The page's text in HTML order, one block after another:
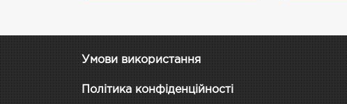
Умови використання
Політика конфіденційності